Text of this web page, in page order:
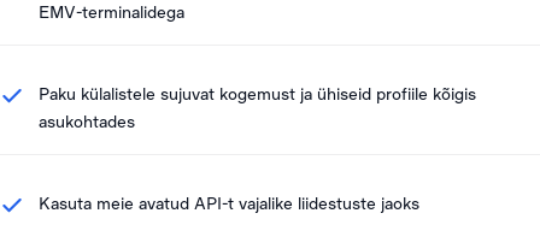
EMV-terminalidega
Paku külalistele sujuvat kogemust ja ühiseid profiile kõigis
asukohtades
Kasuta meie avatud API-t vajalike liidestuste jaoks